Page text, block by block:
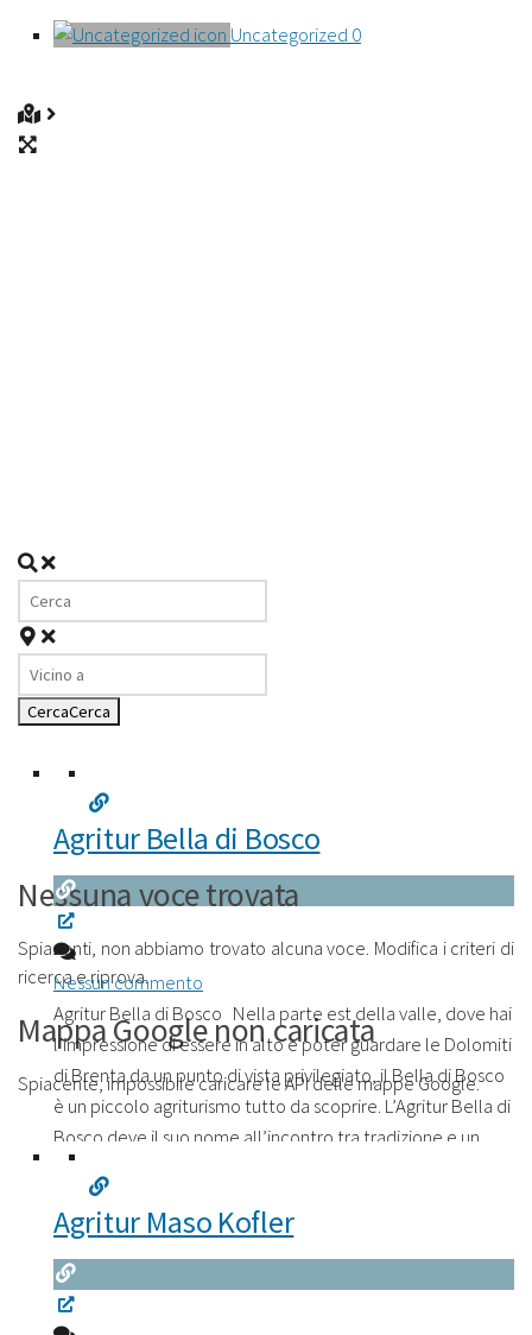
Uncategorized 0
Nessuna voce trovata
Spiacenti, non abbiamo trovato alcuna voce. Modifica i criteri di
ricerca e riprova.
Mappa Google non caricata
Spiacente, impossibile caricare le API delle mappe Google.
CercaCerca
Agritur Bella di Bosco
Nessun commento
Agritur Bella di Bosco Nella parte est della valle, dove hai
l’impressione di essere in alto e poter guardare le Dolomiti
di Brenta da un punto di vista privilegiato, il Bella di Bosco
è un piccolo agriturismo tutto da scoprire. L’Agritur Bella di
Bosco deve il suo nome all’incontro tra tradizione e un
pizzico di magia. Bella di bosco
Agritur Maso Kofler